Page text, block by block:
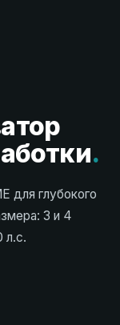
.
для глубокого
3 и 4
л.с.